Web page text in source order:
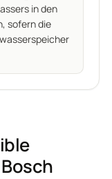
in den
sofern die